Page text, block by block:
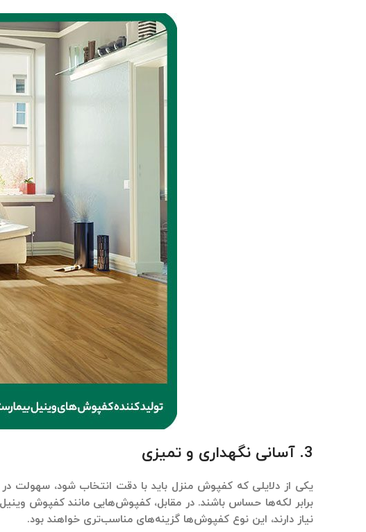
3. آسانی نگهداری و تمیزی
یکی از دلایلی کهکفپوش منزل باید با دقت انتخاب شود، سهولت
برابر لکه‌ها حساس باشند. در مقابل، کفپوش‌هایی مانندکفپوش وینیل
نیاز دارند، این نوع کفپوش‌ها گزینه‌های مناسب‌تری خواهند بود.